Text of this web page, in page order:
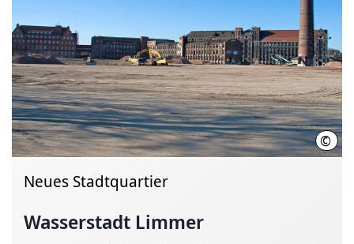
©
Neues Stadtquartier
Wasserstadt Limmer